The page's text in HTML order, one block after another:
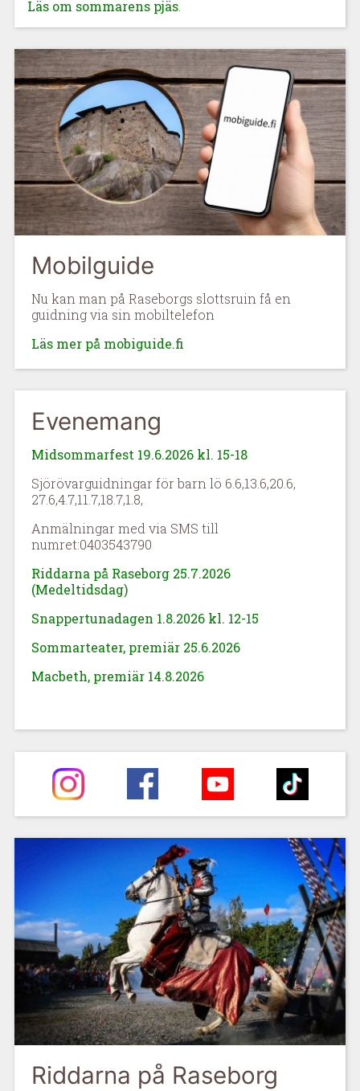
Läs om sommarens pjäs
Mobilguide
Nu kan man på Raseborgs slottsruin få en
guidning via sin mobiltelefon
Läs mer på mobiguide.fi
Evenemang
Midsommarfest 19.6.2026 kl. 15-18
Sjörövarguidningar för barn lö 6.6,13.6,20.6,
27.6,4.7,11.7,18.7,1.8,
Anmälningar med via SMS till
numret:0403543790
Riddarna på Raseborg 25.7.2026
(Medeltidsdag)
Snappertunadagen 1.8.2026 kl. 12-15
Sommarteater, premiär 25.6.2026
Macbeth, premiär 14.8.2026
Riddarna på Raseborg